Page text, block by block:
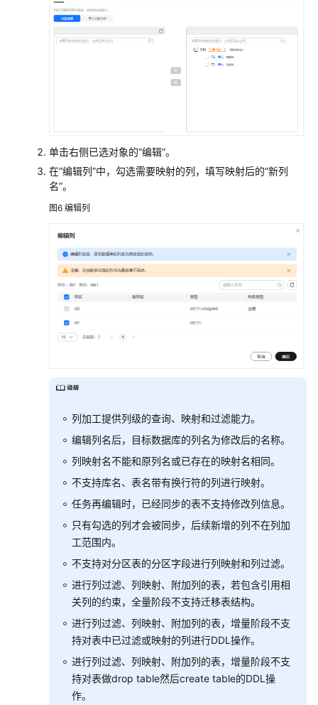
单击右侧已选对象的“编辑”。
在“编辑列”中，勾选需要映射的列，填写映射后的“新列
名”。
图6 编辑列
列加工提供列级的查询、映射和过滤能力。
编辑列名后，目标数据库的列名为修改后的名称。
列映射名不能和原列名或已存在的映射名相同。
不支持库名、表名带有换行符的列进行映射。
任务再编辑时，已经同步的表不支持修改列信息。
只有勾选的列才会被同步，后续新增的列不在列加
工范围内。
不支持对分区表的分区字段进行列映射和列过滤。
进行列过滤、列映射、附加列的表，若包含引用相
关列的约束，全量阶段不支持迁移表结构。
进行列过滤、列映射、附加列的表，增量阶段不支
持对表中已过滤或映射的列进行DDL操作。
进行列过滤、列映射、附加列的表，增量阶段不支
持对表做drop table然后create table的DDL操
作。